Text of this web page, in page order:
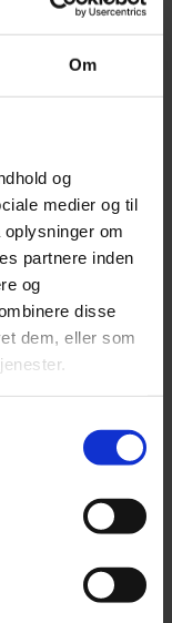
Om
og
medier og til
om
partnere inden
og
disse
dem, eller som